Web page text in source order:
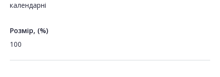
календарні
Розмір, (%)
100